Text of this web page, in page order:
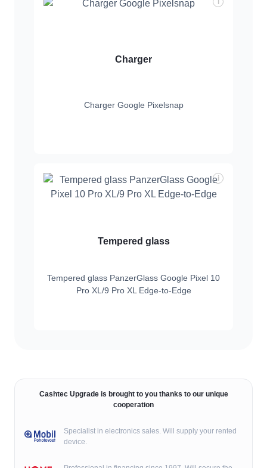
Charger
Charger Google Pixelsnap
i
Tempered glass
Tempered glass PanzerGlass Google Pixel 10
Pro XL/9 Pro XL Edge-to-Edge
Cashtec Upgrade is brought to you thanks to our unique
cooperation
Specialist in electronics sales. Will supply your rented
device.